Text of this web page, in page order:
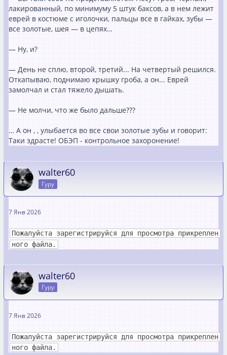
лакированный, по минимуму 5 штук баксов, а в нем лежит
еврей в костюме с иголочки, пальцы все в гайках, зубы —
все золотые, шея — в цепях…
— Ну, и?
— День не сплю, второй, третий... На четвертый решился.
Откапываю, поднимаю крышку гроба, а он... Еврей
замолчал и стал тяжело дышать.
— Не молчи, что же было дальше???
… А он , , улыбается во все свои золотые зубы и говорит:
Таки здрасте! ОБЭП - контрольное захоронение!
walter60
Гуру
7 Янв 2026
Пожалуйста зарегистрируйся для просмотра прикреплен
ного файла.
walter60
Гуру
7 Янв 2026
Пожалуйста зарегистрируйся для просмотра прикреплен
ного файла.